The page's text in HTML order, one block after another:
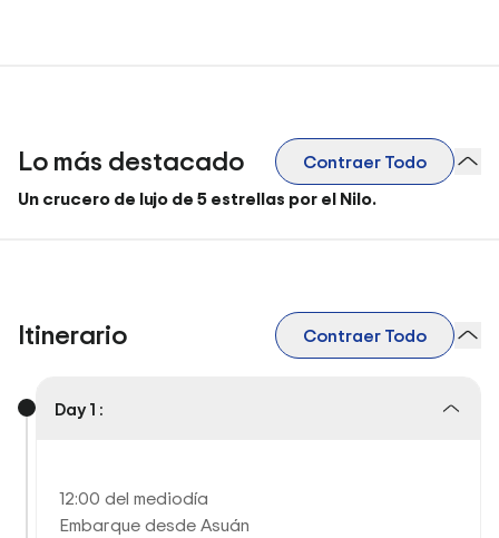
Lo más destacado
Contraer Todo
Un crucero de lujo de 5 estrellas por el Nilo.
Itinerario Contraer Todo
Day 1 :
12:00 del mediodía
Embarque desde Asuán